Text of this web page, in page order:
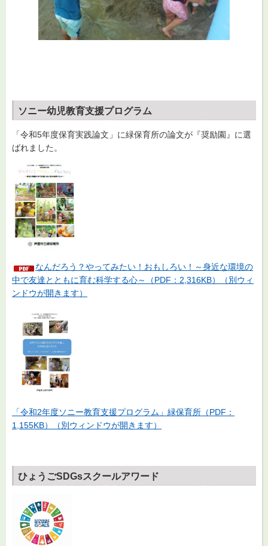
ソニー幼児教育支援プログラム
「令和5年度保育実践論文」に緑保育所の論文が『奨励園』に選
ばれました。
なんだろう？やってみたい！おもしろい！～身近な環境の
中で友達とともに育む科学する心～（PDF：2,316KB）（別ウィ
ンドウが開きます）
「令和2年度ソニー教育支援プログラム」緑保育所（PDF：
1,155KB）（別ウィンドウが開きます）
ひょうごSDGsスクールアワード